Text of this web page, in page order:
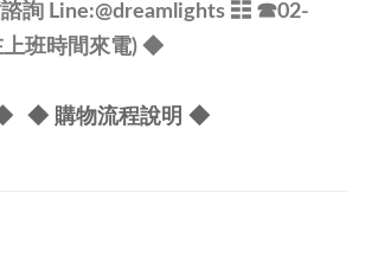
詢 Line:@dreamlights ☷ ☎02-
上班時間來電) ◆
◆ 購物流程說明 ◆